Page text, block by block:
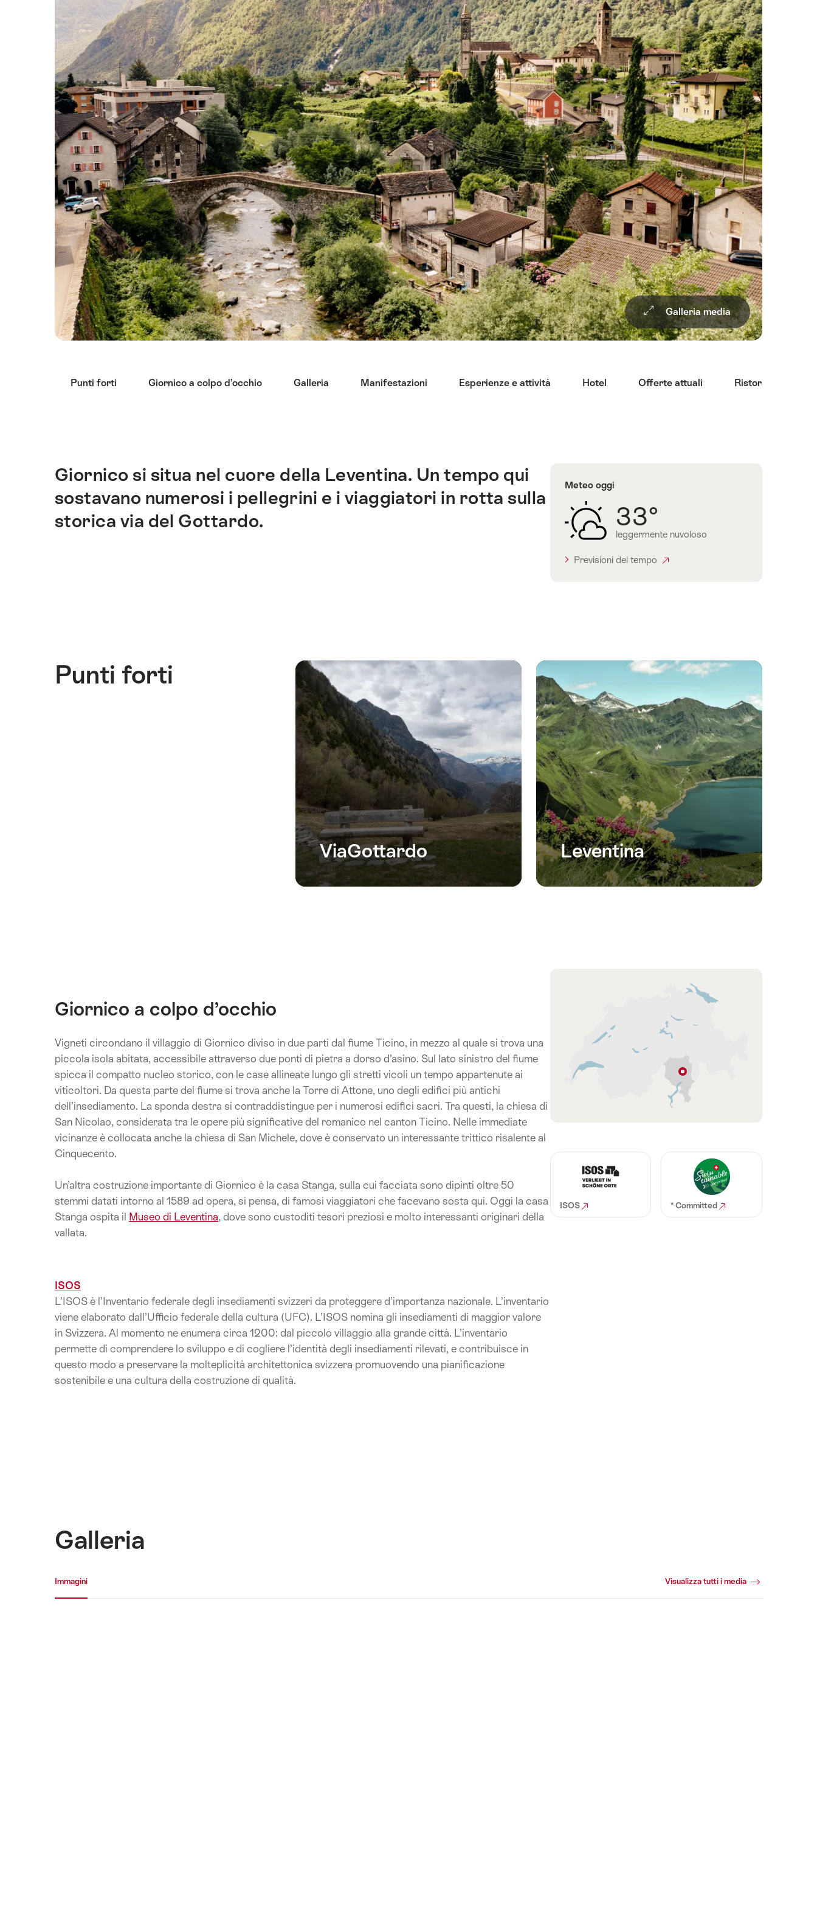
Galleria media
ai
punti
di
ancoraggio
di
Punti forti Giornico a colpo d’occhio Galleria Manifestazioni Esperienze e attività Hotel Offerte attuali Ristoranti
Introduzione
Giornico si situa nel cuore della Leventina. Un tempo qui
sostavano numerosi i pellegrini e i viaggiatori in rotta sulla
storica via del Gottardo.
Meteo oggi
33°
leggermente nuvoloso
Previsioni del tempo
Punti forti
ViaGottardo Leventina
Giornico a colpo d’occhio
Vigneti circondano il villaggio di Giornico diviso in due parti dal fiume Ticino, in mezzo al quale si trova una
piccola isola abitata, accessibile attraverso due ponti di pietra a dorso d’asino. Sul lato sinistro del fiume
spicca il compatto nucleo storico, con le case allineate lungo gli stretti vicoli un tempo appartenute ai
viticoltori. Da questa parte del fiume si trova anche la Torre di Attone, uno degli edifici più antichi
dell’insediamento. La sponda destra si contraddistingue per i numerosi edifici sacri. Tra questi, la chiesa di
San Nicolao, considerata tra le opere più significative del romanico nel canton Ticino. Nelle immediate
vicinanze è collocata anche la chiesa di San Michele, dove è conservato un interessante trittico risalente al
Cinquecento.
Un’altra costruzione importante di Giornico è la casa Stanga, sulla cui facciata sono dipinti oltre 50
stemmi datati intorno al 1589 ad opera, si pensa, di famosi viaggiatori che facevano sosta qui. Oggi la casa
Stanga ospita il Museo di Leventina, dove sono custoditi tesori preziosi e molto interessanti originari della
vallata.
ISOS
L’ISOS è l’Inventario federale degli insediamenti svizzeri da proteggere d’importanza nazionale. L’inventario
viene elaborato dall’Ufficio federale della cultura (UFC). L’ISOS nomina gli insediamenti di maggior valore
in Svizzera. Al momento ne enumera circa 1200: dal piccolo villaggio alla grande città. L’inventario
permette di comprendere lo sviluppo e di cogliere l’identità degli insediamenti rilevati, e contribuisce in
questo modo a preservare la molteplicità architettonica svizzera promuovendo una pianificazione
sostenibile e una cultura della costruzione di qualità.
Giornico
Ticino
ISOS * Committed
Galleria
Immagini Visualizza tutti i media